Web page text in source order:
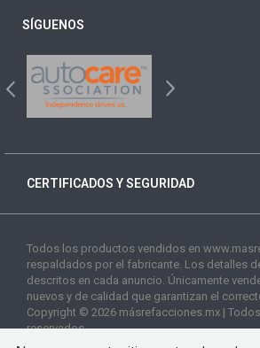
SÍGUENOS
CERTIFICADOS Y SEGURIDAD
Todos los productos vendidos en
respaldados por el fabricante. Los detalles
descritos en cada anuncio. Únicamente
nuevos y de calidad que garantizan el
Copyright © 2026 másrefacciones.mx |
reservados